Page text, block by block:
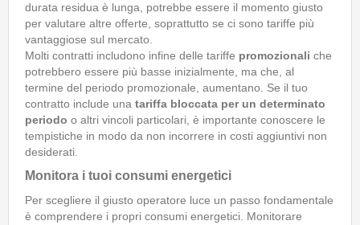
durata residua è lunga, potrebbe essere il momento giusto
per valutare altre offerte, soprattutto se ci sono tariffe più
vantaggiose sul mercato.
Molti contratti includono infine delle tariffe promozionali che
potrebbero essere più basse inizialmente, ma che, al
termine del periodo promozionale, aumentano. Se il tuo
contratto include una tariffa bloccata per un determinato
periodo o altri vincoli particolari, è importante conoscere le
tempistiche in modo da non incorrere in costi aggiuntivi non
desiderati.
Monitora i tuoi consumi energetici
Per scegliere il giusto operatore luce un passo fondamentale
è comprendere i propri consumi energetici. Monitorare